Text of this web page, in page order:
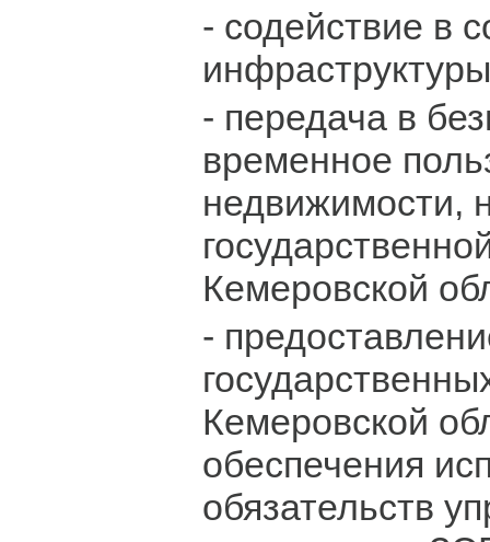
- содействие в
- передача в
временное
недвижимости,
Кемеровской
-
Кемеровской
обеспечения
обязательств